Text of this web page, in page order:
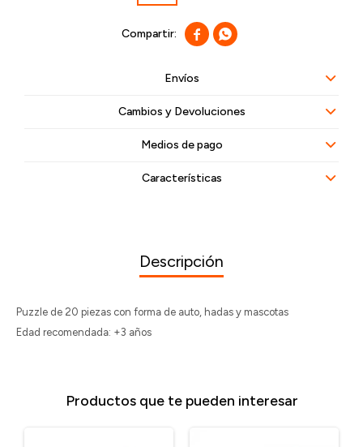
 
Envíos
Cambios y Devoluciones
Medios de pago
Características
Descripción
Puzzle de 20 piezas con forma de auto, hadas y mascotas
Edad recomendada: +3 años
Productos que te pueden interesar